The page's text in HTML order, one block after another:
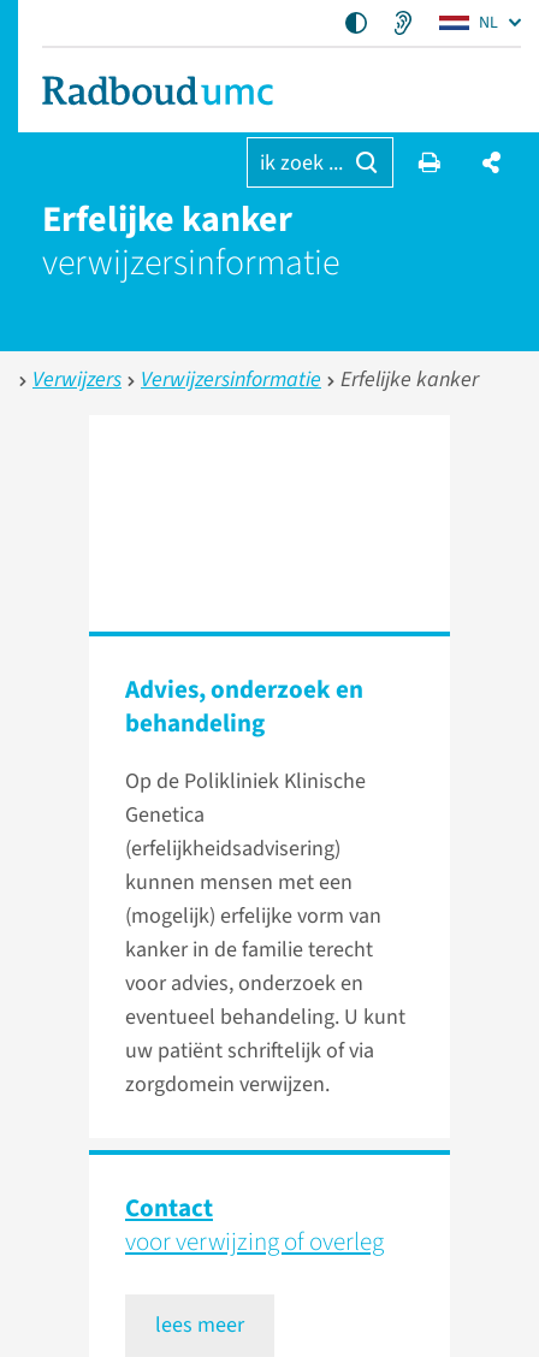
NL
ik zoek ...
Erfelijke kanker
verwijzers­informatie
Verwijzers Verwijzersinformatie Erfelijke kanker
Advies, onderzoek en
behandeling
Op de Polikliniek Klinische
Genetica
(erfelijkheidsadvisering)
kunnen mensen met een
(mogelijk) erfelijke vorm van
kanker in de familie terecht
voor advies, onderzoek en
eventueel behandeling. U kunt
uw patiënt schriftelijk of via
zorgdomein verwijzen.
Contact
voor verwijzing of overleg
lees meer